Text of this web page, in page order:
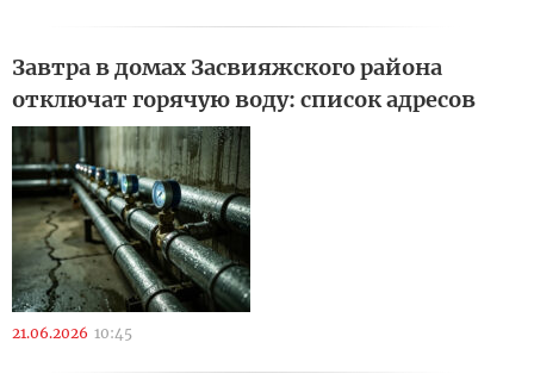
Завтра в домах Засвияжского района
отключат горячую воду: список адресов
21.06.2026 10:45